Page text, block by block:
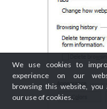
We use cookies to
experience on our
browsing this website, you
our use of cookies.